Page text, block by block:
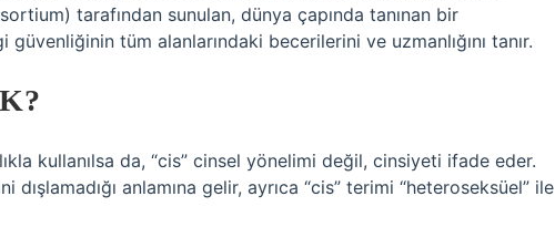
tarafından sunulan, dünya çapında tanınan bir
tüm alanlarındaki becerilerini ve uzmanlığını tanır.
kullanılsa da, “cis” cinsel yönelimi değil, cinsiyeti ifade eder.
dışlamadığı anlamına gelir, ayrıca “cis” terimi “heteroseksüel” ile